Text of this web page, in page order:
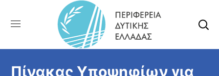
Πίνακας Υποψηφίων για